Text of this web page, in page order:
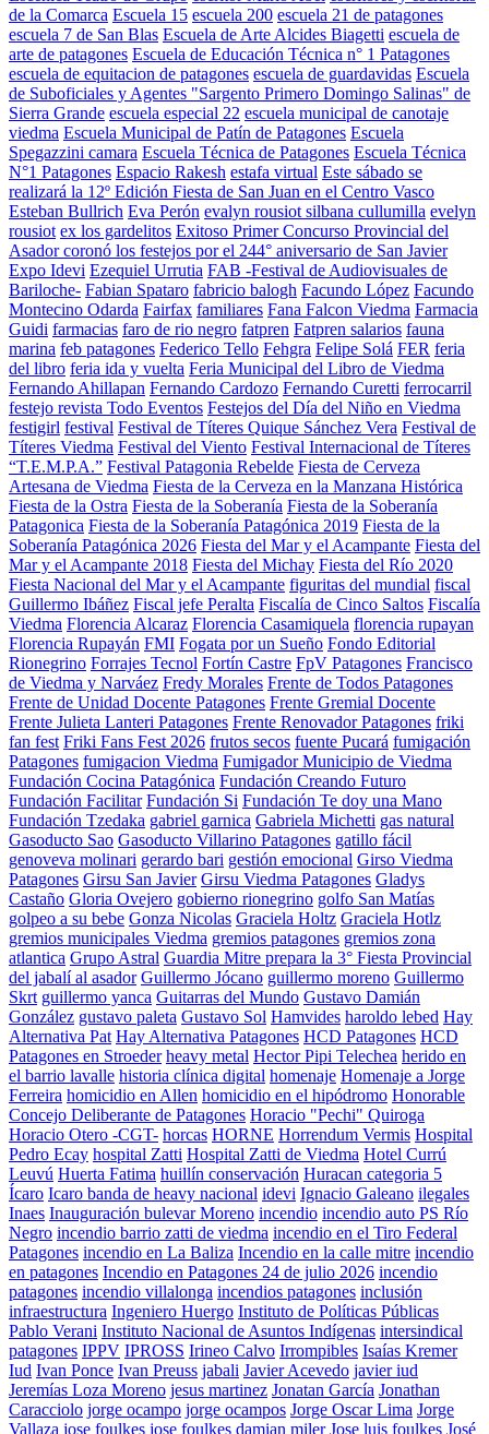
de la Comarca Escuela 15 escuela 200 escuela 21 de patagones
escuela 7 de San Blas Escuela de Arte Alcides Biagetti escuela de
arte de patagones Escuela de Educación Técnica n° 1 Patagones
escuela de equitacion de patagones escuela de guardavidas Escuela
de Suboficiales y Agentes "Sargento Primero Domingo Salinas" de
Sierra Grande escuela especial 22 escuela municipal de canotaje
viedma Escuela Municipal de Patín de Patagones Escuela
Spegazzini camara Escuela Técnica de Patagones Escuela Técnica
N°1 Patagones Espacio Rakesh estafa virtual Este sábado se
realizará la 12º Edición Fiesta de San Juan en el Centro Vasco
Esteban Bullrich Eva Perón evalyn rousiot silbana cullumilla evelyn
rousiot ex los gardelitos Exitoso Primer Concurso Provincial del
Asador coronó los festejos por el 244° aniversario de San Javier
Expo Idevi Ezequiel Urrutia FAB -Festival de Audiovisuales de
Bariloche- Fabian Spataro fabricio balogh Facundo López Facundo
Montecino Odarda Fairfax familiares Fana Falcon Viedma Farmacia
Guidi farmacias faro de rio negro fatpren Fatpren salarios fauna
marina feb patagones Federico Tello Fehgra Felipe Solá FER feria
del libro feria ida y vuelta Feria Municipal del Libro de Viedma
Fernando Ahillapan Fernando Cardozo Fernando Curetti ferrocarril
festejo revista Todo Eventos Festejos del Día del Niño en Viedma
festigirl festival Festival de Títeres Quique Sánchez Vera Festival de
Títeres Viedma Festival del Viento Festival Internacional de Títeres
“T.E.M.P.A.” Festival Patagonia Rebelde Fiesta de Cerveza
Artesana de Viedma Fiesta de la Cerveza en la Manzana Histórica
Fiesta de la Ostra Fiesta de la Soberanía Fiesta de la Soberanía
Patagonica Fiesta de la Soberanía Patagónica 2019 Fiesta de la
Soberanía Patagónica 2026 Fiesta del Mar y el Acampante Fiesta del
Mar y el Acampante 2018 Fiesta del Michay Fiesta del Río 2020
Fiesta Nacional del Mar y el Acampante figuritas del mundial fiscal
Guillermo Ibáñez Fiscal jefe Peralta Fiscalía de Cinco Saltos Fiscalía
Viedma Florencia Alcaraz Florencia Casamiquela florencia rupayan
Florencia Rupayán FMI Fogata por un Sueño Fondo Editorial
Rionegrino Forrajes Tecnol Fortín Castre FpV Patagones Francisco
de Viedma y Narváez Fredy Morales Frente de Todos Patagones
Frente de Unidad Docente Patagones Frente Gremial Docente
Frente Julieta Lanteri Patagones Frente Renovador Patagones friki
fan fest Friki Fans Fest 2026 frutos secos fuente Pucará fumigación
Patagones fumigacion Viedma Fumigador Municipio de Viedma
Fundación Cocina Patagónica Fundación Creando Futuro
Fundación Facilitar Fundación Si Fundación Te doy una Mano
Fundación Tzedaka gabriel garnica Gabriela Michetti gas natural
Gasoducto Sao Gasoducto Villarino Patagones gatillo fácil
genoveva molinari gerardo bari gestión emocional Girso Viedma
Patagones Girsu San Javier Girsu Viedma Patagones Gladys
Castaño Gloria Ovejero gobierno rionegrino golfo San Matías
golpeo a su bebe Gonza Nicolas Graciela Holtz Graciela Hotlz
gremios municipales Viedma gremios patagones gremios zona
atlantica Grupo Astral Guardia Mitre prepara la 3° Fiesta Provincial
del jabalí al asador Guillermo Jócano guillermo moreno Guillermo
Skrt guillermo yanca Guitarras del Mundo Gustavo Damián
González gustavo paleta Gustavo Sol Hamvides haroldo lebed Hay
Alternativa Pat Hay Alternativa Patagones HCD Patagones HCD
Patagones en Stroeder heavy metal Hector Pipi Telechea herido en
el barrio lavalle historia clínica digital homenaje Homenaje a Jorge
Ferreira homicidio en Allen homicidio en el hipódromo Honorable
Concejo Deliberante de Patagones Horacio "Pechi" Quiroga
Horacio Otero -CGT- horcas HORNE Horrendum Vermis Hospital
Pedro Ecay hospital Zatti Hospital Zatti de Viedma Hotel Currú
Leuvú Huerta Fatima huillín conservación Huracan categoria 5
Ícaro Icaro banda de heavy nacional idevi Ignacio Galeano ilegales
Inaes Inauguración bulevar Moreno incendio incendio auto PS Río
Negro incendio barrio zatti de viedma incendio en el Tiro Federal
Patagones incendio en La Baliza Incendio en la calle mitre incendio
en patagones Incendio en Patagones 24 de julio 2026 incendio
patagones incendio villalonga incendios patagones inclusión
infraestructura Ingeniero Huergo Instituto de Políticas Públicas
Pablo Verani Instituto Nacional de Asuntos Indígenas intersindical
patagones IPPV IPROSS Irineo Calvo Irrompibles Isaías Kremer
Iud Ivan Ponce Ivan Preuss jabali Javier Acevedo javier iud
Jeremías Loza Moreno jesus martinez Jonatan García Jonathan
Caracciolo jorge ocampo jorge ocampos Jorge Oscar Lima Jorge
Vallaza jose foulkes jose foulkes damian miler Jose luis foulkes José